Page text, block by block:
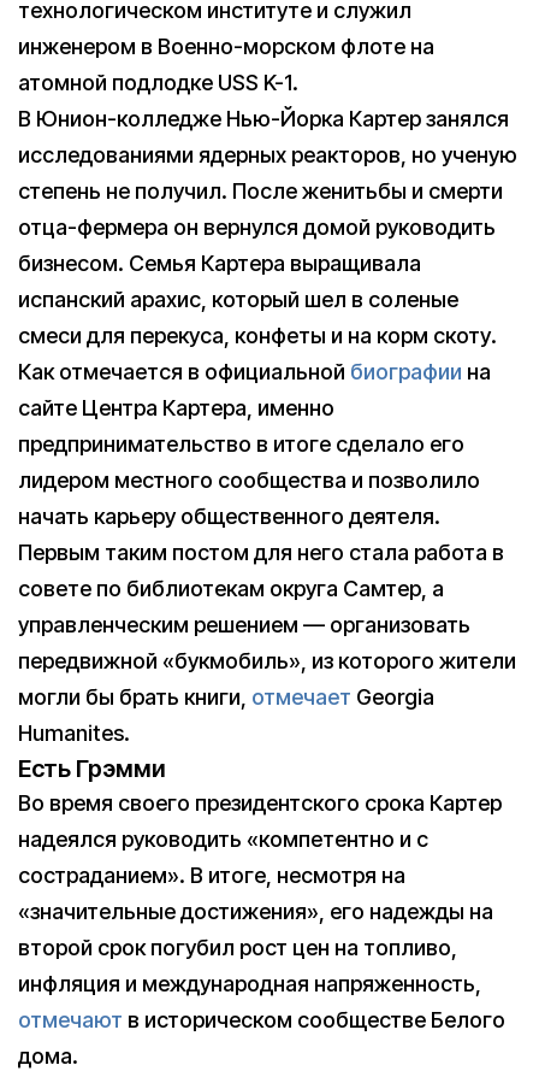
технологическом институте и служил
инженером в Военно-морском флоте на
атомной подлодке USS K-1.
В Юнион-колледже Нью-Йорка Картер занялся
исследованиями ядерных реакторов, но ученую
степень не получил. После женитьбы и смерти
отца-фермера он вернулся домой руководить
бизнесом. Семья Картера выращивала
испанский арахис, который шел в соленые
смеси для перекуса, конфеты и на корм скоту.
Как отмечается в официальной биографии на
сайте Центра Картера, именно
предпринимательство в итоге сделало его
лидером местного сообщества и позволило
начать карьеру общественного деятеля.
Первым таким постом для него стала работа в
совете по библиотекам округа Самтер, а
управленческим решением — организовать
передвижной «букмобиль», из которого жители
могли бы брать книги, отмечает Georgia
Humanites.
Есть Грэмми
Во время своего президентского срока Картер
надеялся руководить «компетентно и с
состраданием». В итоге, несмотря на
«значительные достижения», его надежды на
второй срок погубил рост цен на топливо,
инфляция и международная напряженность,
отмечают в историческом сообществе Белого
дома.